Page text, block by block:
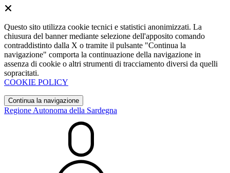
Questo sito utilizza cookie tecnici e statistici anonimizzati. La
chiusura del banner mediante selezione dell'apposito comando
contraddistinto dalla X o tramite il pulsante "Continua la
navigazione" comporta la continuazione della navigazione in
assenza di cookie o altri strumenti di tracciamento diversi da quelli
sopracitati.
COOKIE POLICY
Continua la navigazione
Regione Autonoma della Sardegna